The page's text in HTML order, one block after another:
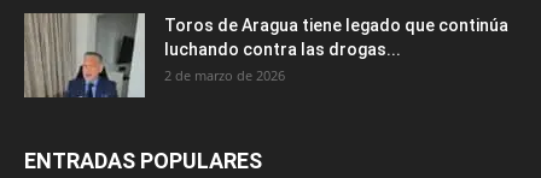
Toros de Aragua tiene legado que continúa
luchando contra las drogas...
2 de marzo de 2026
ENTRADAS POPULARES